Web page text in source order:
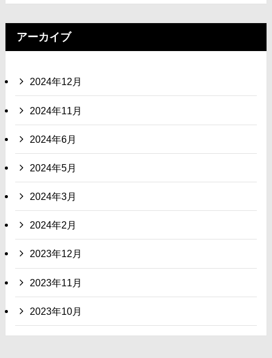
アーカイブ
2024年12月
2024年11月
2024年6月
2024年5月
2024年3月
2024年2月
2023年12月
2023年11月
2023年10月